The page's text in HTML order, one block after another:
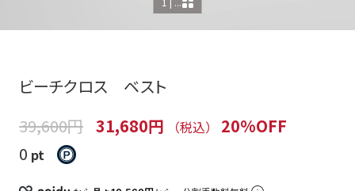
ビーチクロス ベスト
39,600円 31,680円 （税込）
20%OFF
0 pt